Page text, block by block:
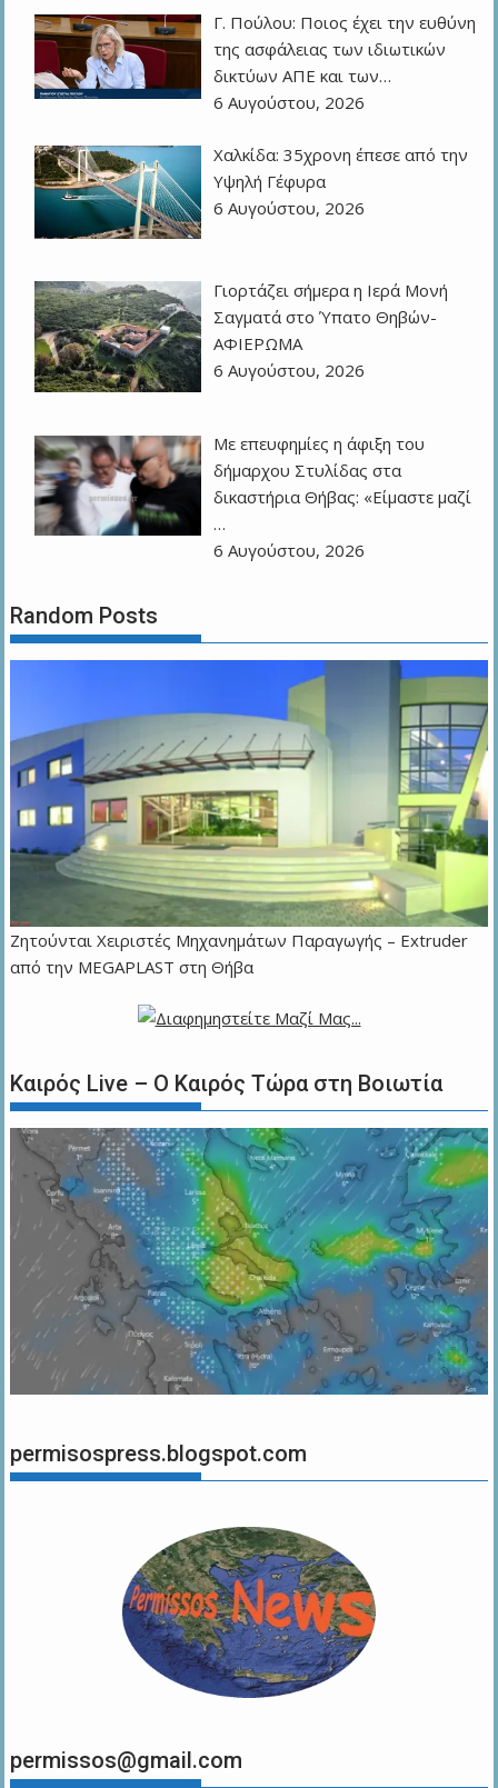
Γ. Πούλου: Ποιος έχει την ευθύνη
της ασφάλειας των ιδιωτικών
δικτύων ΑΠΕ και των…
6 Αυγούστου, 2026
Χαλκίδα: 35χρονη έπεσε από την
Υψηλή Γέφυρα
6 Αυγούστου, 2026
Γιορτάζει σήμερα η Ιερά Μονή
Σαγματά στο Ύπατο Θηβών-
ΑΦΙΕΡΩΜΑ
6 Αυγούστου, 2026
Με επευφημίες η άφιξη του
δήμαρχου Στυλίδας στα
δικαστήρια Θήβας: «Είμαστε μαζί
…
6 Αυγούστου, 2026
Random Posts
Zητούνται Χειριστές Μηχανημάτων Παραγωγής – Extruder
από την MEGAPLAST στη Θήβα
Καιρός Live – Ο Καιρός Τώρα στη Βοιωτία
permisospress.blogspot.com
permissos@gmail.com